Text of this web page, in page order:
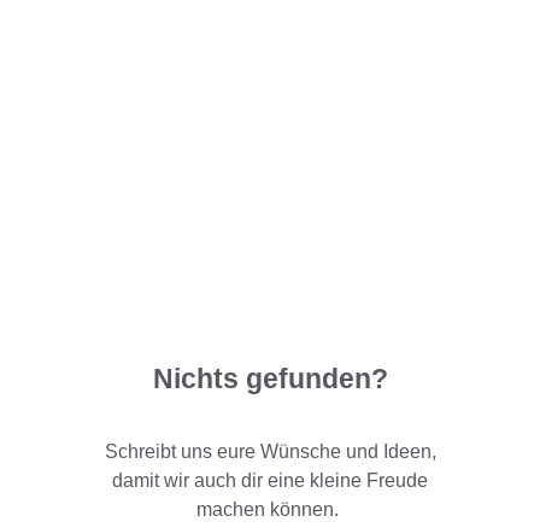
Nichts gefunden?
Schreibt uns eure Wünsche und Ideen,
damit wir auch dir eine kleine Freude
machen können.